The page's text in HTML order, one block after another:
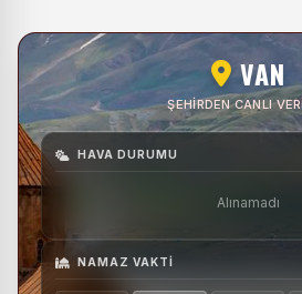
VAN
ŞEHIRDEN CANLI
HAVA DURUMU
Alınamadı
NAMAZ VAKTI